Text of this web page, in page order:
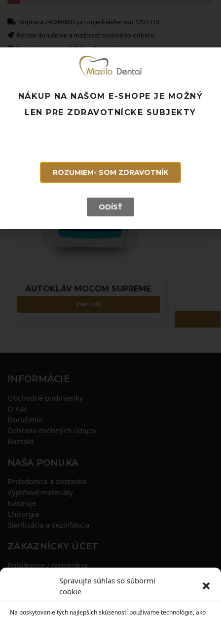
Spravujte súhlas so súbormi
cookie
Na poskytovanie tých najlepších skúseností používame technológie, ako
Doprava ZADARMO pri objednávke nad 120 EUR
Rýchle doručenie a možnosť osobného odberu
Potrebujete poradiť? Neváhajte náskontaktovať.
Súvisiace produkty
AUTOKLÁV MOCOM SUPREME
Viac info
INFORMÁCIE
Obchodné podmienky
O nás
Doručenie
Ochrana osobných údajov
Kontakt
NAŠA PONUKA
Endodoncia a dostavba
Výplňové materiály
Nástroje
Chirurgia
Sterilizácia a dezinfekcia
ZÁKAZNÍCKY ÚČET
Prihlásenie / registrácia
História objednávok
NÁKUP NA NAŠOM E-SHOPE JE MOŽNÝ
LEN PRE ZDRAVOTNÍCKE SUBJEKTY
ROZUMIEM- SOM ZDRAVOTNÍK
ODÍSŤ